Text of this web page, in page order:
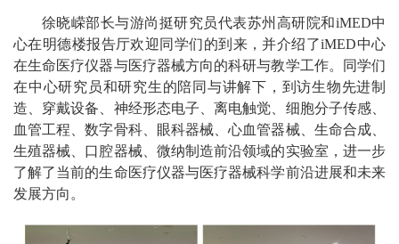
徐晓嵘部长与游尚挺研究员代表苏州高研院和iMED中
心在明德楼报告厅欢迎同学们的到来，并介绍了iMED中心
在生命医疗仪器与医疗器械方向的科研与教学工作。同学们
在中心研究员和研究生的陪同与讲解下，到访生物先进制
造、穿戴设备、神经形态电子、离电触觉、细胞分子传感、
血管工程、数字骨科、眼科器械、心血管器械、生命合成、
生殖器械、口腔器械、微纳制造前沿领域的实验室，进一步
了解了当前的生命医疗仪器与医疗器械科学前沿进展和未来
发展方向。